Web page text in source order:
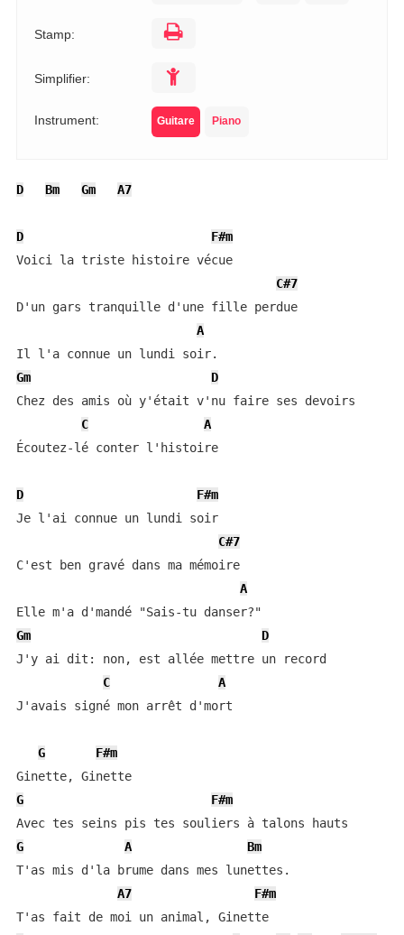
Stamp:
Simplifier:
Instrument: Guitare Piano
D Bm Gm A7
D
F#m
Voici la triste histoire vécue
C#7
D'un gars tranquille d'une fille perdue
A
Gm
D
Chez des amis où y'était v'nu faire ses devoirs
C
A
Écoutez-lé conter l'histoire
D
F#m
Je l'ai connue un lundi soir
C#7
C'est ben gravé dans ma mémoire
A
Gm
D
J'y ai dit: non, est allée mettre un record
C
A
J'avais signé mon arrêt d'mort
G
F#m
Ginette, Ginette
G
F#m
G
A
Bm
T'as mis d'la brume dans mes lunettes.
A7
F#m
T'as fait de moi un animal, Ginette